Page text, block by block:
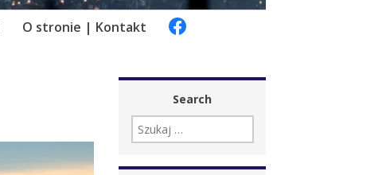
O stronie | Kontakt
Search
SZUKAJ: